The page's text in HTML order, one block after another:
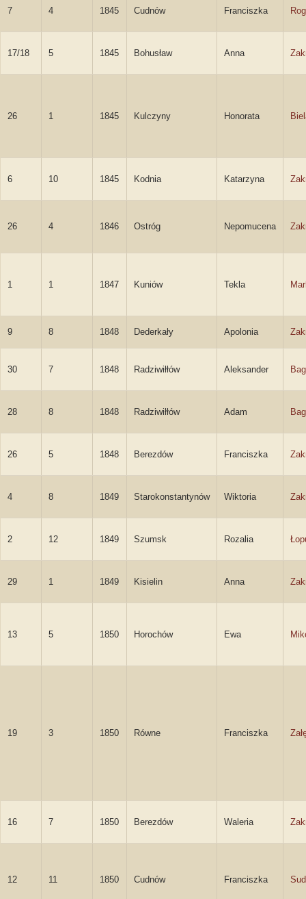
7 4 1845 Cudnów Franciszka
17/18 5 1845 Bohusław Anna
26 1 1845 Kulczyny Honorata
6 10 1845 Kodnia Katarzyna
26 4 1846 Ostróg Nepomucena
1 1 1847 Kuniów Tekla
9 8 1848 Dederkały Apolonia
30 7 1848 Radziwiłłów Aleksander
28 8 1848 Radziwiłłów Adam
26 5 1848 Berezdów Franciszka
4 8 1849 Starokonstantynów Wiktoria
2 12 1849 Szumsk Rozalia
29 1 1849 Kisielin Anna
13 5 1850 Horochów Ewa
19 3 1850 Równe Franciszka
16 7 1850 Berezdów Waleria
12 11 1850 Cudnów Franciszka